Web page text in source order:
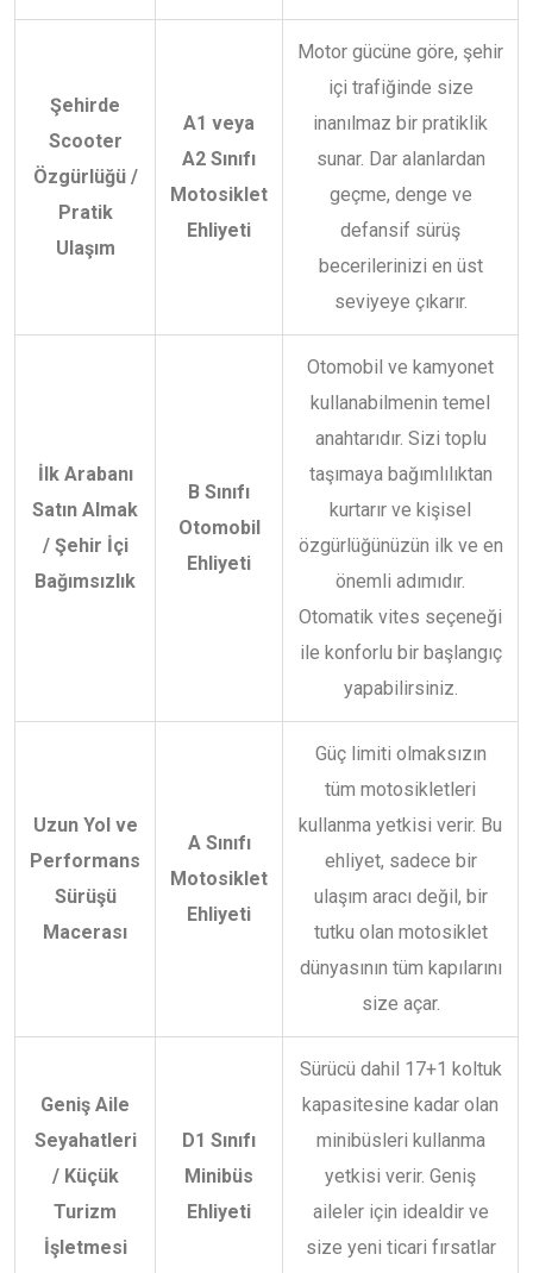
Şehirde
Scooter
Özgürlüğü /
Pratik
Ulaşım
A1 veya
A2 Sınıfı
Motosiklet
Ehliyeti
Motor gücüne göre, şehir
içi trafiğinde size
inanılmaz bir pratiklik
sunar. Dar alanlardan
geçme, denge ve
defansif sürüş
becerilerinizi en üst
seviyeye çıkarır.
İlk Arabanı
Satın Almak
/ Şehir İçi
Bağımsızlık
B Sınıfı
Otomobil
Ehliyeti
Otomobil ve kamyonet
kullanabilmenin temel
anahtarıdır. Sizi toplu
taşımaya bağımlılıktan
kurtarır ve kişisel
özgürlüğünüzün ilk ve en
önemli adımıdır.
Otomatik vites seçeneği
ile konforlu bir başlangıç
yapabilirsiniz.
Uzun Yol ve
Performans
Sürüşü
Macerası
A Sınıfı
Motosiklet
Ehliyeti
Güç limiti olmaksızın
tüm motosikletleri
kullanma yetkisi verir. Bu
ehliyet, sadece bir
ulaşım aracı değil, bir
tutku olan motosiklet
dünyasının tüm kapılarını
size açar.
Geniş Aile
Seyahatleri
/ Küçük
Turizm
İşletmesi
D1 Sınıfı
Minibüs
Ehliyeti
Sürücü dahil 17+1 koltuk
kapasitesine kadar olan
minibüsleri kullanma
yetkisi verir. Geniş
aileler için idealdir ve
size yeni ticari fırsatlar